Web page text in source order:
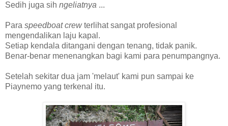
Sedih juga sih ngeliatnya ...
Para speedboat crewterlihat sangat profesional
mengendalikan laju kapal.
Setiap kendala ditangani dengan tenang, tidak panik.
Benar-benar menenangkan bagi kami para penumpangnya.
Setelah sekitar dua jam 'melaut' kami pun sampai ke
Piaynemo yang terkenal itu.